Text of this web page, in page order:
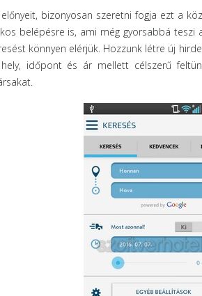
bizonyosan szeretni fogja ezt a
belépésre is, ami még gyorsabbá
könnyen elérjük. Hozzunk létre új
időpont és ár mellett célszerű